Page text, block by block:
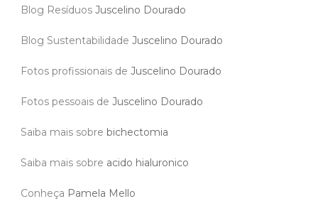
Blog Resíduos Juscelino Dourado
Blog Sustentabilidade Juscelino Dourado
Fotos profissionais de Juscelino Dourado
Fotos pessoais de Juscelino Dourado
Saiba mais sobre bichectomia
Saiba mais sobre acido hialuronico
Conheça Pamela Mello